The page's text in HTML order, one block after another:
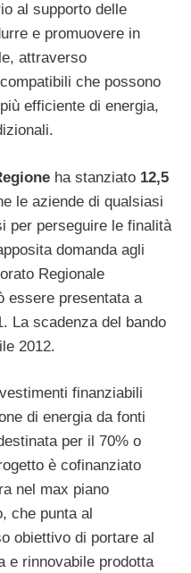
al supporto delle
e promuovere in
attraverso
che possono
efficiente di energia,
ha stanziato 12,5
le aziende di qualsiasi
per perseguire le finalità
domanda agli
Regionale
essere presentata a
La scadenza del bando
2012.
finanziabili
di energia da fonti
per il 70% o
è cofinanziato
nel max piano
che punta al
obiettivo di portare al
e rinnovabile prodotta